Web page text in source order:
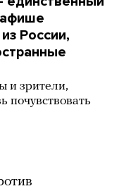
России,
и зрители,
почувствовать